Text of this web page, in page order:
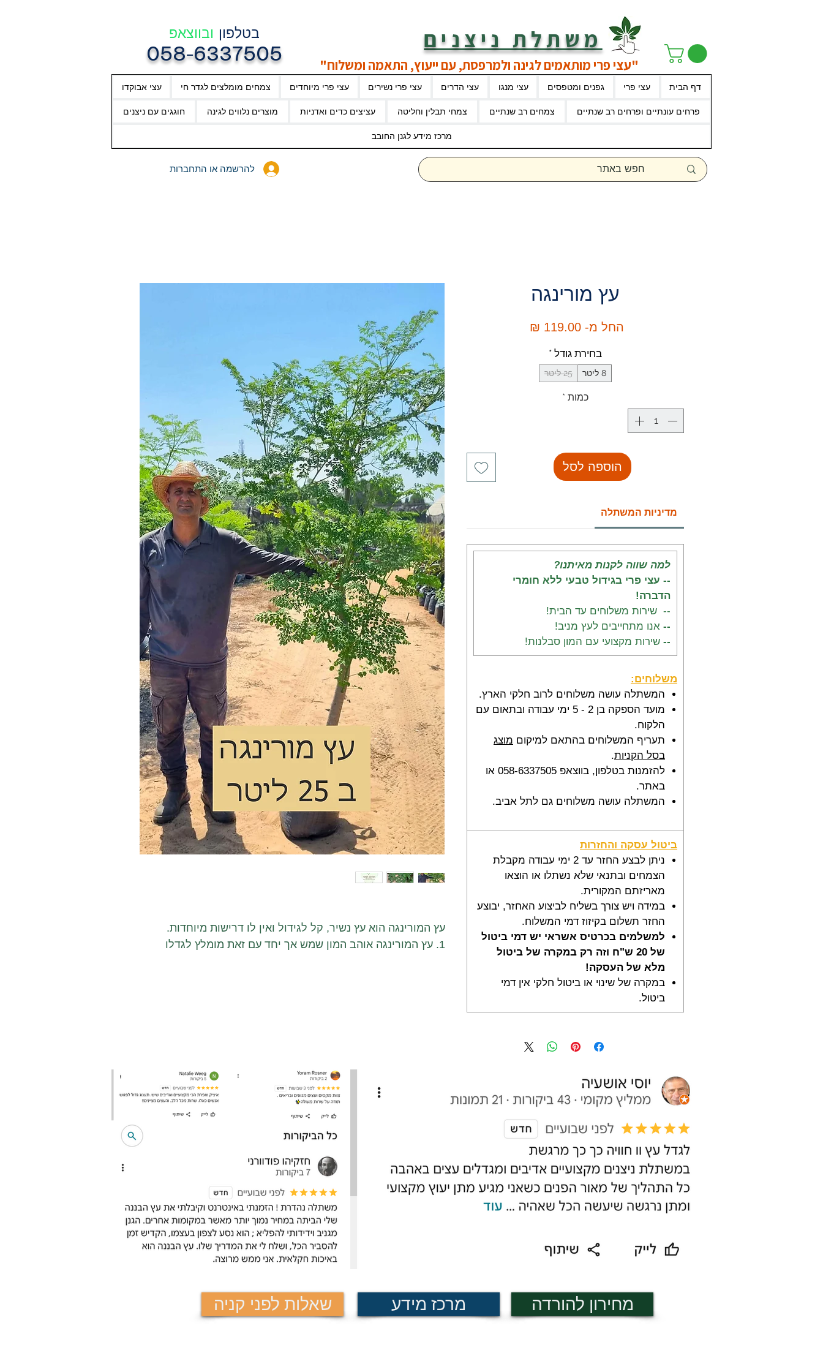
בטלפון ובווצאפ
058-6337505
משתלת ניצנים
"עצי פרי מותאמים לגינה ולמרפסת, עם ייעוץ, התאמה ומשלוח"
דף הבית עצי פרי גפנים ומטפסים עצי מנגו עצי הדרים עצי פרי נשירים עצי פרי מיוחדים צמחים מומלצים לגדר חי עצי אבוקדו
פרחים עונתיים ופרחים רב שנתיים צמחים רב שנתיים צמחי תבלין וחליטה עציצים כדים ואדניות מוצרים נלווים לגינה חוגגים עם ניצנים
מרכז מידע לגנן החובב
להרשמה או התחברות
עץ המורינגה הוא עץ נשיר, קל לגידול ואין לו דרישות מיוחדות.
1. עץ המורינגה אוהב המון שמש אך יחד עם זאת מומלץ לגדלו
עודף מים יגרום לריקבון של השורשים ולתמותת העץ.
כמה עולה עץ מורינגה ואיך מתמחרים אותו?
מחיר עץ מורינגה נקבע בדרך כלל לפי גילו ולפי קיבולת השורשים
שלו.
במשתלה ניתן להשיג עץ מורינגה ב:
ליטר - עץ צעיר בן כשנה.
ליטר - עץ צעיר בן כשנתיים וחצי שלוש.
עץ מורינגה
החל מ- 119.00 ₪
בחירת גודל *
8 ליטר 25 ליטר
כמות *
הוספה לסל
מדיניות המשתלה
למה שווה לקנות מאיתנו?
-- עצי פרי בגידול טבעי ללא חומרי
הדברה!
-- שירות משלוחים עד הבית!
-- אנו מתחייבים לעץ מניב!
-- שירות מקצועי עם המון סבלנות!
משלוחים:
המשתלה עושה משלוחים לרוב חלקי הארץ.
מועד הספקה בן 2 - 5 ימי עבודה ובתאום עם
הלקוח.
תעריף המשלוחים בהתאם למיקום מוצג
בסל הקניות.
להזמנות בטלפון, בווצאפ 058-6337505 או
באתר.
המשתלה עושה משלוחים גם לתל אביב.
ביטול עסקה והחזרות
ניתן לבצע החזר עד 2 ימי עבודה מקבלת
הצמחים ובתנאי שלא נשתלו או הוצאו
מאריזתם המקורית.
במידה ויש צורך בשליח לביצוע האחזר, יבוצע
החזר תשלום בקיזוז דמי המשלוח.
למשלמים בכרטיס אשראי יש דמי ביטול
של 20 ש"ח וזה רק במקרה של ביטול
מלא של העסקה!
במקרה של שינוי או ביטול חלקי אין דמי
ביטול.
שאלות לפני קניה מרכז מידע מחירון להורדה